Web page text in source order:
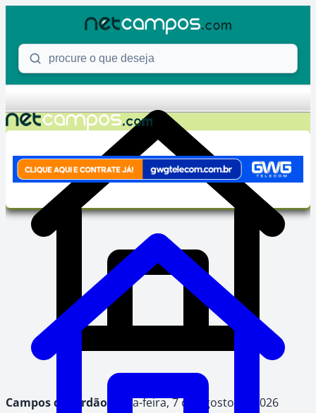
Procure o que deseja
Campos do Jordão, sexta-feira, 7 de agosto de 2026